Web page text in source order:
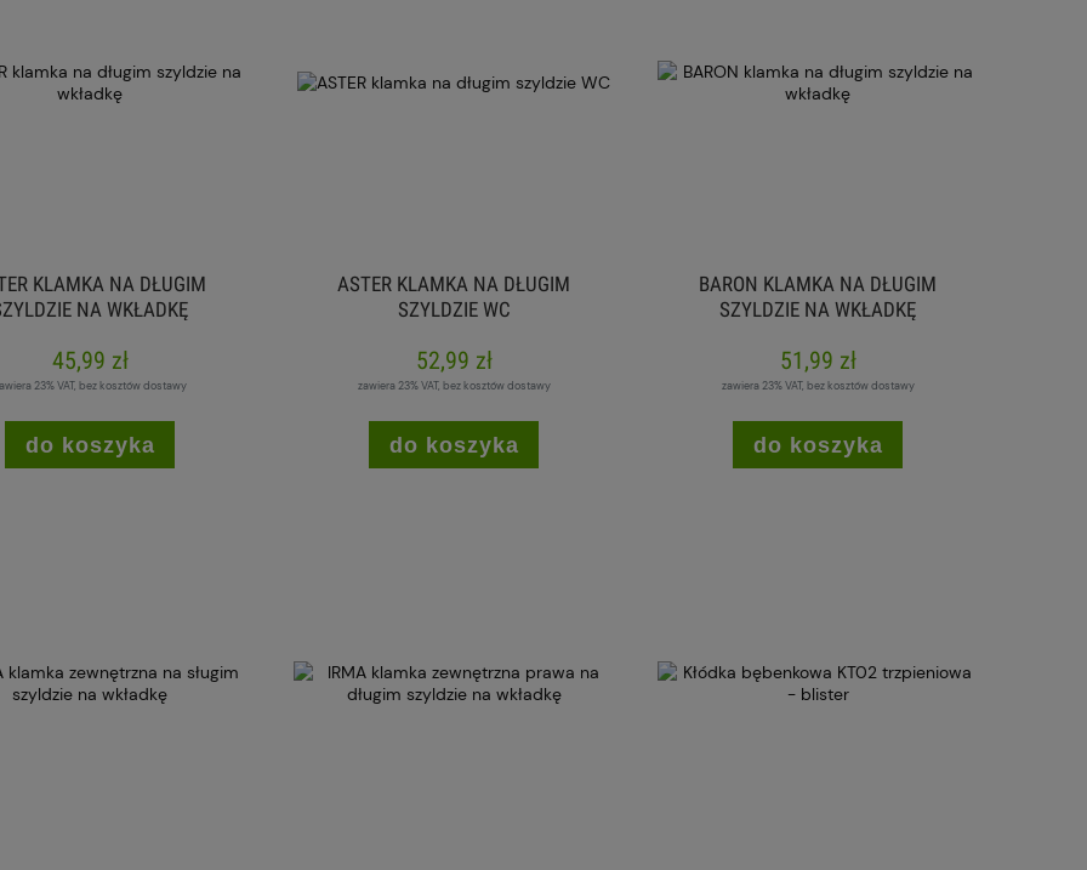
KLAMKA NA DŁUGIM
NA WKŁADKĘ
45,99 zł
23% VAT, bez kosztów dostawy
do koszyka
ASTER KLAMKA NA DŁUGIM
SZYLDZIE WC
52,99 zł
zawiera 23% VAT, bez kosztów dostawy
do koszyka
BARON KLAMKA NA DŁUGIM
SZYLDZIE NA WKŁADKĘ
51,99 zł
zawiera 23% VAT, bez kosztów dostawy
do koszyka